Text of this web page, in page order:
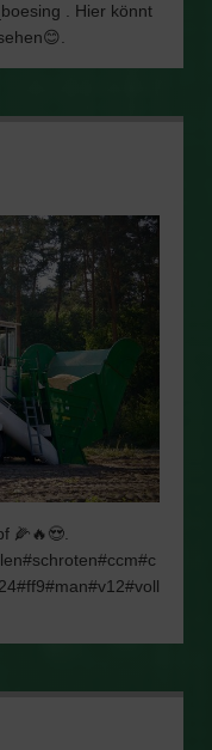
. Hier könnt
🌽🔥😍.